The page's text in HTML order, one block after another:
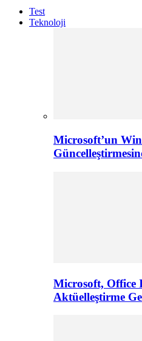
Test
Teknoloji
Microsoft’un
Microsoft, Office
Aktüelleştirme